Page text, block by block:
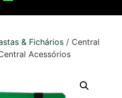
& Fichários / Central
Acessórios